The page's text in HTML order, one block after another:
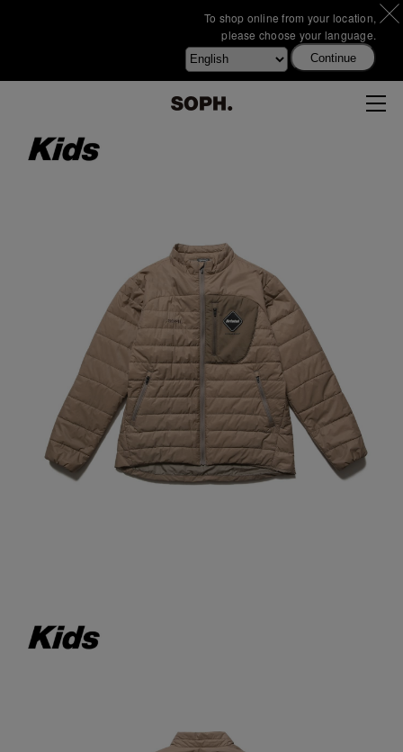
To shop online from your location,
please choose your language.
Continue